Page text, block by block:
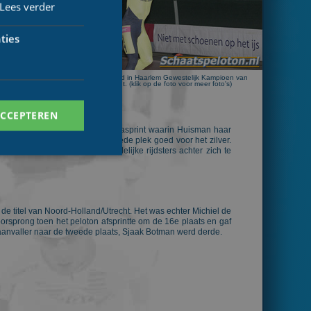
Yoeri Lissenberg werd in Haarlem Gewestelijk Kampioen van
Noord-Holland/Utrecht. (klik op de foto voor meer foto's)
In de
ronden te
rijder
hoek
Noord-
was
op het eind op een massasprint waarin Huisman haar
(Foekens) was op de tweede plek goed voor het zilver.
brons door meerdere landelijke rijdsters achter zich te
titel van Noord-Holland/Utrecht. Het was echter Michiel de
toen het peloton afsprintte om de 16e plaats en gaf
naar de tweede plaats, Sjaak Botman werd derde.
Lees verder
cookies kunnen